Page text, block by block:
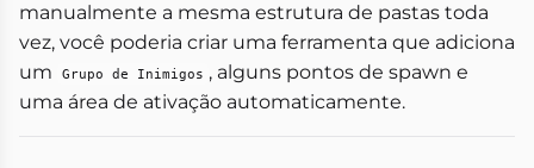
manualmente a mesma estrutura de pastas toda
vez, você poderia criar uma ferramenta que adiciona
um
Grupo de Inimigos , alguns pontos de spawn e
uma área de ativação automaticamente.